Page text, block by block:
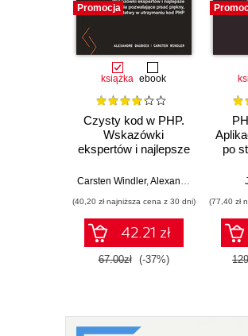
Promocja
książka ebook
Czysty kod w PHP.
Wskazówki
ekspertów i najlepsze
pozwalające pisać
łatwy w utrzymaniu
kod PHP
Carsten Windler,Alexandre Daubois
(40,20 zł najniższa cena z 30 dni)
42.21 zł
67.00zł (-37%)
po
(77,40 zł